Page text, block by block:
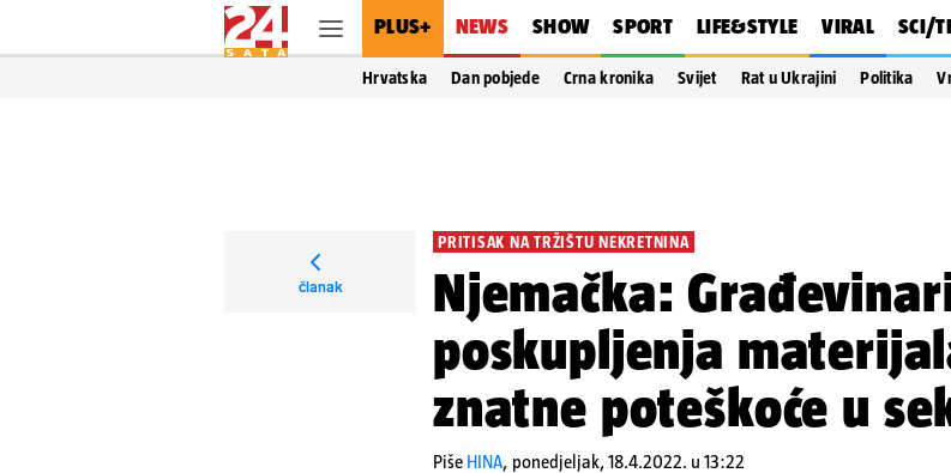
PLUS+ NEWS SHOW SPORT LIFE&STYLE VIRAL SCI/
Hrvatska Dan pobjede Crna kronika Svijet Rat u Ukrajini Politika
članak
PRITISAK NA TRŽIŠTU NEKRETNINA
Njemačka:
poskupljenja
znatne poteškoće u
Piše HINA, ponedjeljak, 18.4.2022. u 13:22